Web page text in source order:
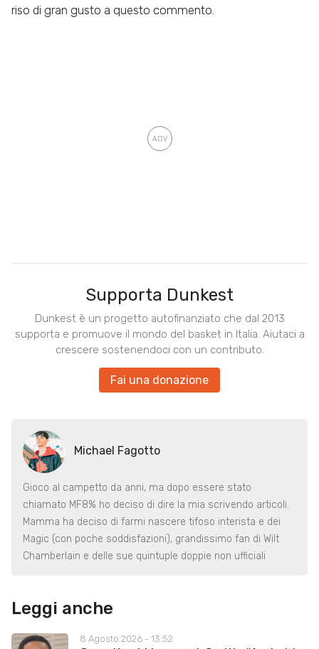
riso di gran gusto a questo commento.
Supporta Dunkest
Dunkest è un progetto autofinanziato che dal 2013
supporta e promuove il mondo del basket in Italia. Aiutaci a
crescere sostenendoci con un contributo.
Fai una donazione
Michael Fagotto
Gioco al campetto da anni, ma dopo essere stato
chiamato MF8% ho deciso di dire la mia scrivendo articoli.
Mamma ha deciso di farmi nascere tifoso interista e dei
Magic (con poche soddisfazioni), grandissimo fan di Wilt
Chamberlain e delle sue quintuple doppie non ufficiali
Leggi anche
8 Agosto 2026 - 13:52